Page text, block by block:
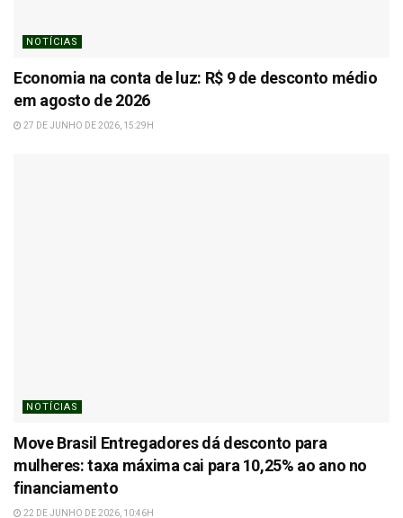
NOTÍCIAS
Economia na conta de luz: R$ 9 de desconto médio
em agosto de 2026
27 DE JUNHO DE 2026, 15:29H
NOTÍCIAS
Move Brasil Entregadores dá desconto para
mulheres: taxa máxima cai para 10,25% ao ano no
financiamento
22 DE JUNHO DE 2026, 10:46H